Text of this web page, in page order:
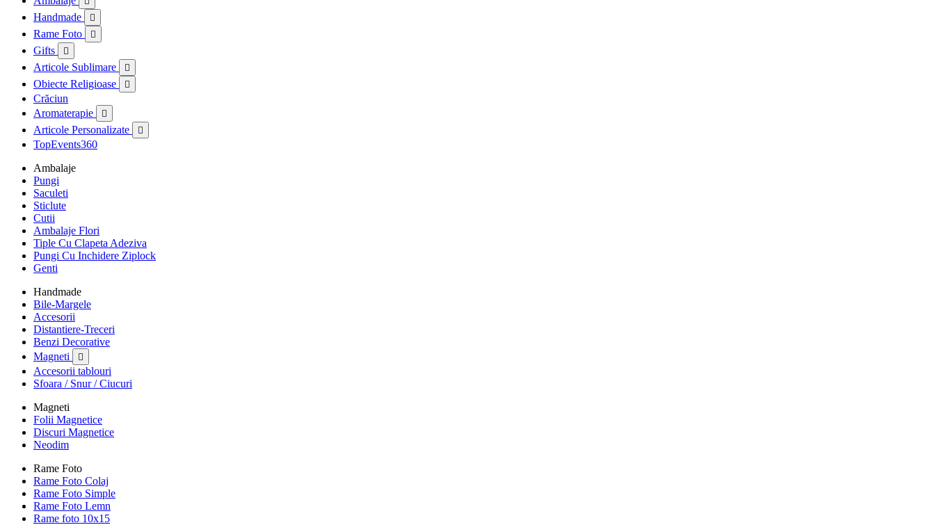
Handmade 
Rame Foto 
Gifts 
Articole Sublimare 
Obiecte Religioase 
Crăciun
Aromaterapie

Articole Personalizate 
TopEvents360
Ambalaje
Pungi
Saculeti
Sticlute
Cutii
Ambalaje Flori
Tiple Cu Clapeta Adeziva
Pungi Cu Inchidere Ziplock
Genti
Handmade
Bile-Margele
Accesorii
Distantiere-Treceri
Benzi Decorative
Magneti

Accesorii tablouri
Sfoara / Snur / Ciucuri
Magneti
Folii Magnetice
Discuri Magnetice
Neodim
Rame Foto
Rame Foto Colaj
Rame Foto Simple
Rame Foto Lemn
Rame foto 10x15